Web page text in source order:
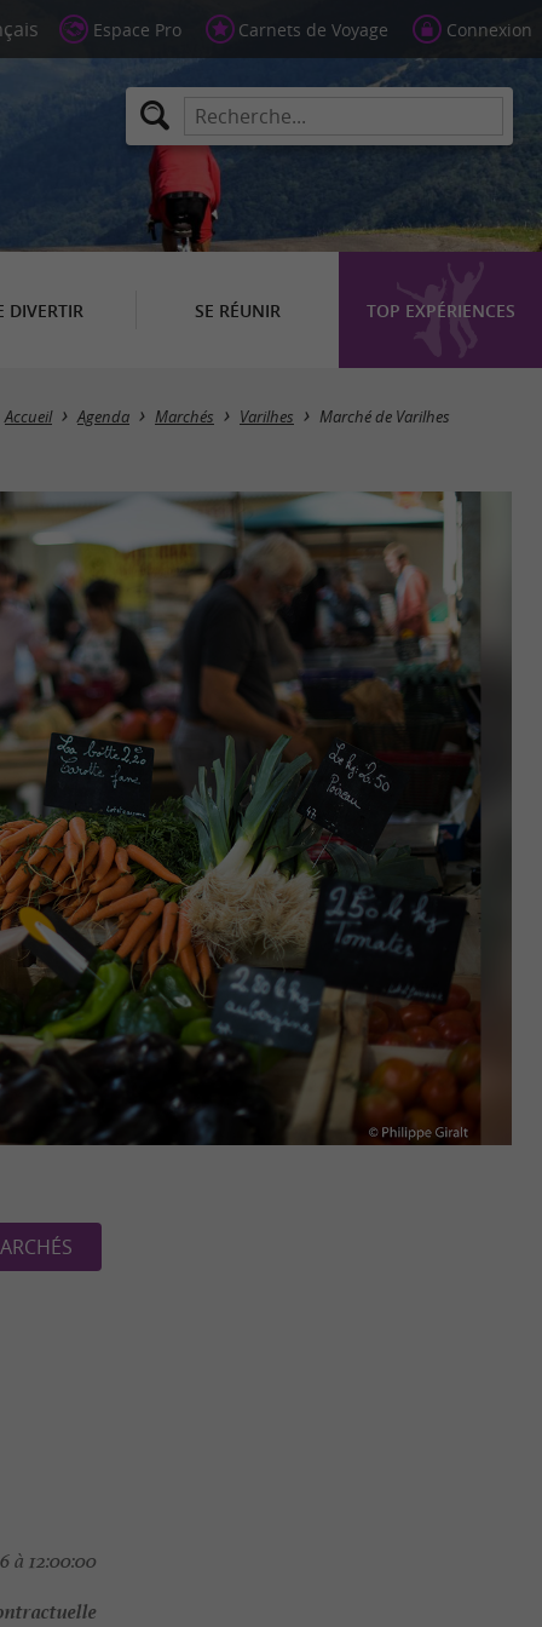
Espace Pro Carnets de Voyage Connexion
DIVERTIR SE RÉUNIR TOP EXPÉRIENCES
Accueil Agenda Marchés Varilhes Marché de Varilhes
à 12:00:00